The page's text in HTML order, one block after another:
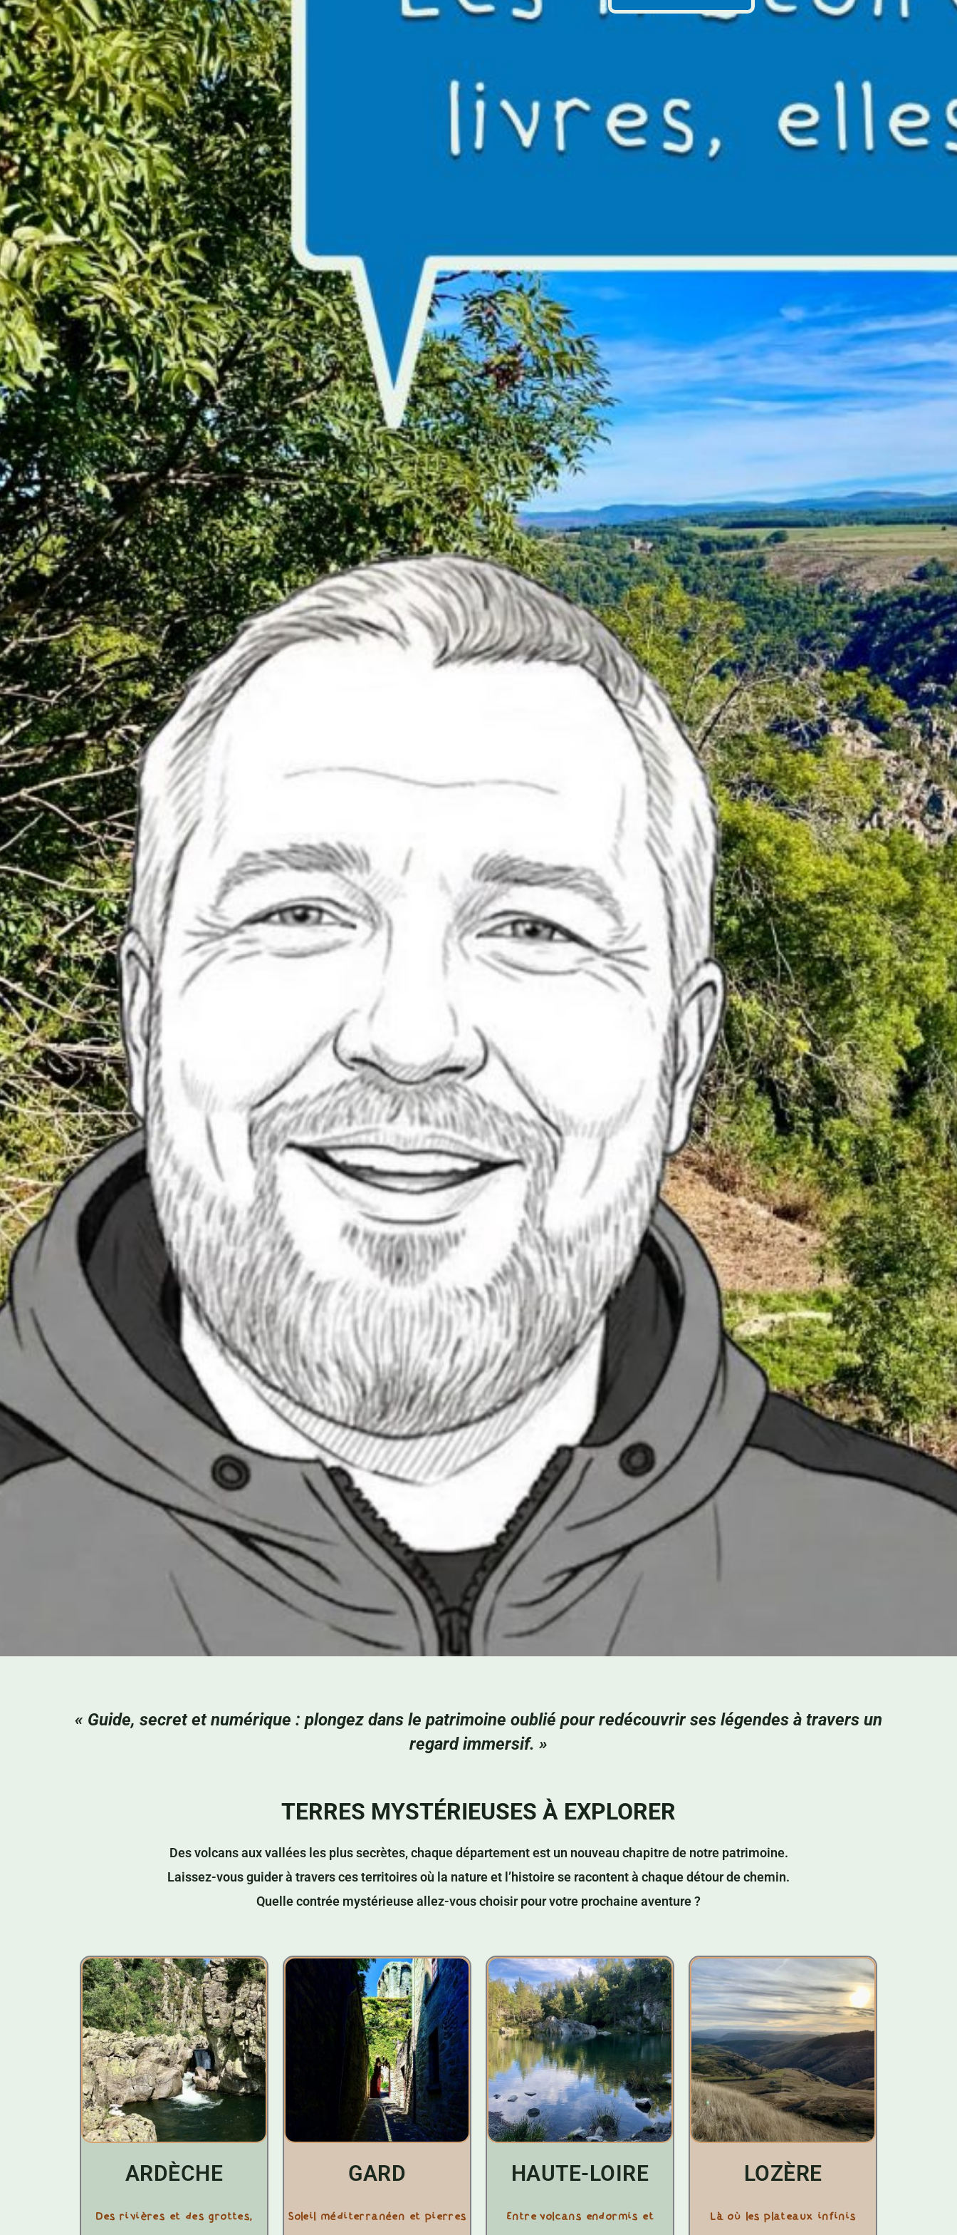
« Guide, secret et numérique : plongez dans le patrimoine oublié pour redécouvrir ses légendes à travers un
regard immersif. »
TERRES MYSTÉRIEUSES À EXPLORER
Des volcans aux vallées les plus secrètes, chaque département est un nouveau chapitre de notre patrimoine.
Laissez-vous guider à travers ces territoires où la nature et l’histoire se racontent à chaque détour de chemin.
Quelle contrée mystérieuse allez-vous choisir pour votre prochaine aventure ?
ARDÈCHE
Des rivières et des grottes,
GARD
Soleil méditerranéen et pierres
HAUTE-LOIRE
Entre volcans endormis et
LOZÈRE
Là où les plateaux infinis